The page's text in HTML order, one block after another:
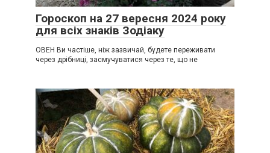
Гороскоп на 27 вересня 2024 року
для всіх знаків Зодіаку
ОВЕН Ви частіше, ніж зазвичай, будете переживати
через дрібниці, засмучуватися через те, що не